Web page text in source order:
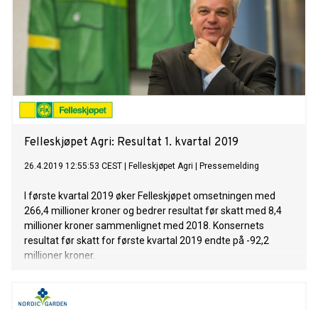
Med singelen slippes en musikkvideo, se den her. Lewis
Capaldi er i dag ute med låten “Hold Me While You Wait”.
Capaldi har oppnådd global suksess med låten “Someone
You Loved”, turnert med Bastille på deres Europa-turné og
spiller både på Bergenfest og Over Oslo til sommeren.
Veronica Maggio slipper ny sang “Tillfälligheter”! Låten blir å
finne på første del av hennes kommende album,
Felleskjøpet Agri: Resultat 1. kvartal 2019
26.4.2019 12:55:53 CEST Felleskjøpet Agri Pressemelding
I første kvartal 2019 øker Felleskjøpet omsetningen med
266,4 millioner kroner og bedrer resultat før skatt med 8,4
millioner kroner sammenlignet med 2018. Konsernets
resultat før skatt for første kvartal 2019 endte på -92,2
millioner kroner.